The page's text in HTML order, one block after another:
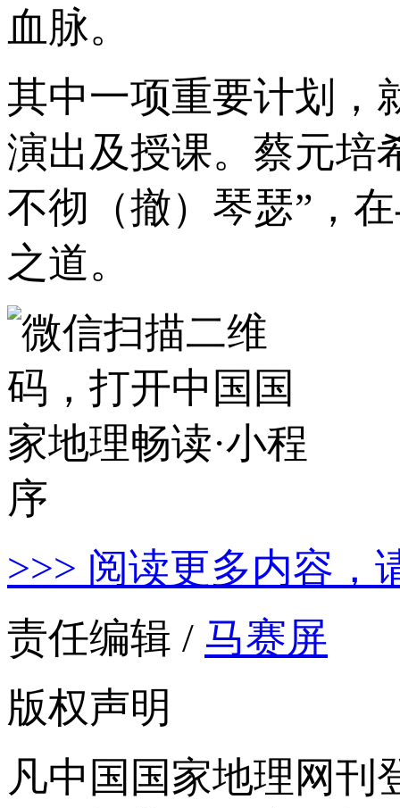
血脉。
其中一项重要计划，
演出及授课。蔡元培
不彻（撤）琴瑟”，
之道。
>>> 阅读更多内容，
责任编辑 / 马赛屏
版权声明
凡中国国家地理网刊